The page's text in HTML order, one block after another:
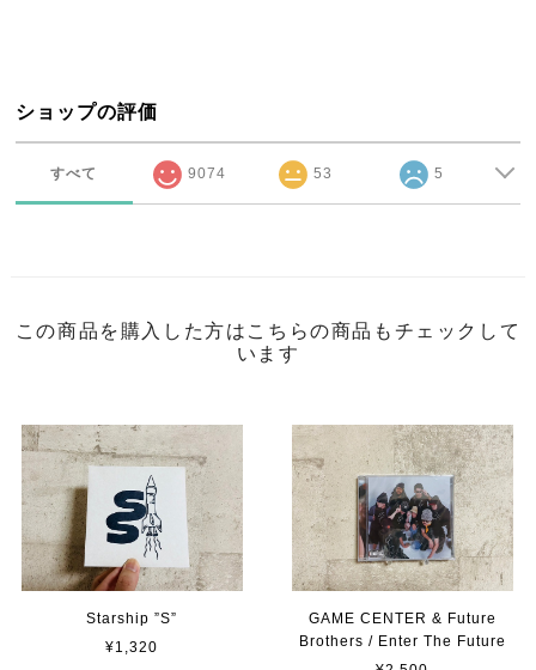
ショップの評価
すべて 9074 53 5
この商品を購入した方はこちらの商品もチェックして
います
Starship ”S”
¥1,320
GAME CENTER & Future
Brothers / Enter The Future